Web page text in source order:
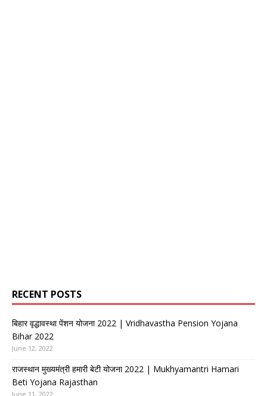
RECENT POSTS
बिहार वृद्धावस्था पेंशन योजना 2022 | Vridhavastha Pension Yojana
Bihar 2022
June 12, 2022
राजस्थान मुख्यमंत्री हमारी बेटी योजना 2022 | Mukhyamantri Hamari
Beti Yojana Rajasthan
June 11, 2022